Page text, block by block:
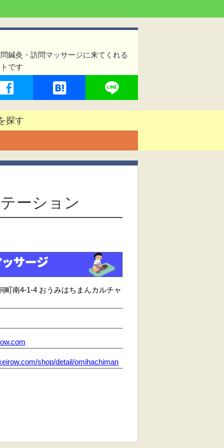
鍼灸・訪問マッサージに来てくれる
です
探す
ーション
町南4-1-4 おうみはちまんカルチャ
shop/detail/omihachiman